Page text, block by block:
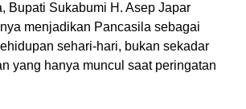
Bupati Sukabumi H. Asep Japar
menjadikan Pancasila sebagai
sehari-hari, bukan sekadar
yang hanya muncul saat peringatan